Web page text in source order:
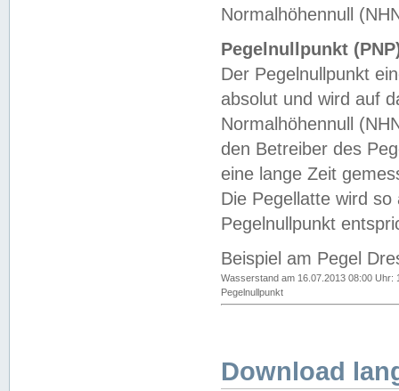
Normalhöhennull
Pegelnullpunkt
Der Pegelnullpunkt
absolut und wird auf
Normalhöhennull
den Betreiber des
eine lange Zeit
Die Pegellatte wird
Pegelnullpunkt
Beispiel am Pegel
Wasserstand am 16.07.2013 08:00 Uhr:
Pegelnullpunkt
Download